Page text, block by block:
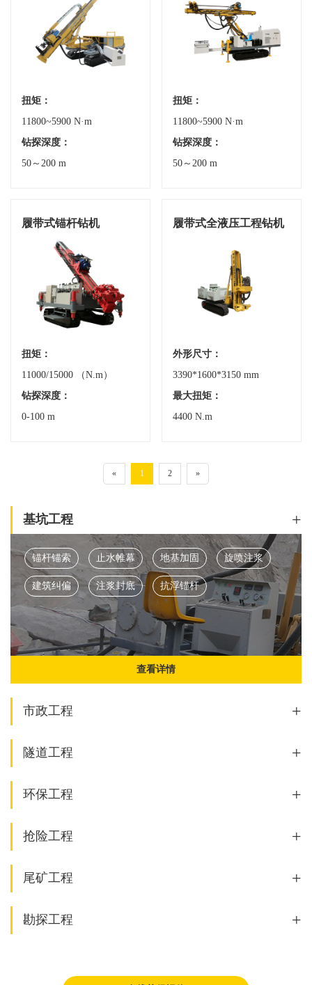
扭矩：
11800~5900 N·m
钻探深度：
50～200 m
扭矩：
11800~5900 N·m
钻探深度：
50～200 m
履带式锚杆钻机
扭矩：
11000/15000 （N.m）
钻探深度：
0-100 m
履带式全液压工程钻机
外形尺寸：
3390*1600*3150 mm
最大扭矩：
4400 N.m
« 1 2 »
基坑工程 +
锚杆锚索 止水帷幕 地基加固 旋喷注浆
建筑纠偏 注浆封底 抗浮锚杆
查看详情
市政工程 +
隧道工程 +
环保工程 +
抢险工程 +
尾矿工程 +
勘探工程 +